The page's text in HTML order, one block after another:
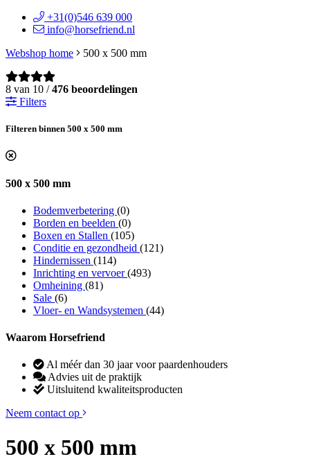
+31(0)546 639 000
info@horsefriend.nl
Webshop home
500 x 500 mm
8 van 10 /476 beoordelingen
Filters
Filteren binnen 500 x 500 mm
500 x 500 mm
Bodemverbetering (0)
Borden en beelden (0)
Boxen en Stallen (105)
Conditie en gezondheid (121)
Hindernissen (114)
Inrichting en vervoer(493)
Omheining (81)
Sale (6)
Vloer- en Wandsystemen (44)
Waarom Horsefriend
Al méér dan 30 jaar voor paardenhouders
Advies uit de praktijk
Uitsluitend kwaliteitsproducten
Neem contact op
500 x 500 mm